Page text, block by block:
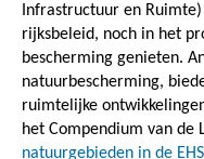
Infrastructuur en
rijksbeleid, noch in het
bescherming genieten.
natuurbescherming,
ruimtelijke
het Compendium van de
natuurgebieden in de EHS